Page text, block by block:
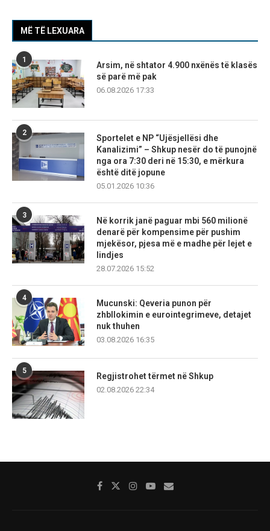
MË TË LEXUARA
1
Arsim, në shtator 4.900 nxënës të klasës
së parë më pak
06.08.2026 17:33
2
Sportelet e NP “Ujësjellësi dhe
Kanalizimi” – Shkup nesër do të punojnë
nga ora 7:30 deri në 15:30, e mërkura
është ditë jopune
05.01.2026 10:36
3
Në korrik janë paguar mbi 560 milionë
denarë për kompensime për pushim
mjekësor, pjesa më e madhe për lejet e
lindjes
28.07.2026 15:52
4
Mucunski: Qeveria punon për
zhbllokimin e eurointegrimeve, detajet
nuk thuhen
03.08.2026 16:35
5
Regjistrohet tërmet në Shkup
02.08.2026 22:34